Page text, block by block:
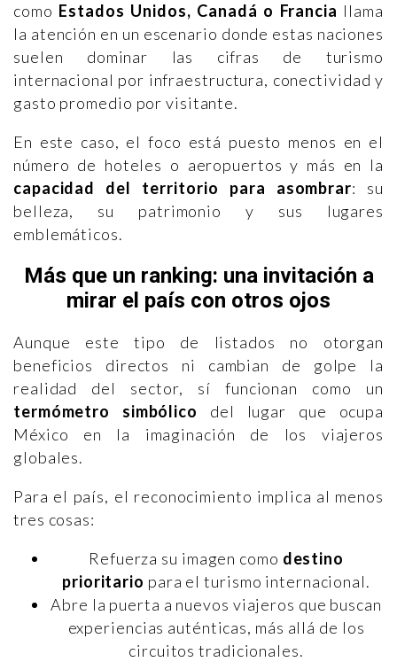
como Estados Unidos, Canadá o Francia llama
la atención en un escenario donde estas naciones
suelen dominar las cifras de turismo
internacional por infraestructura, conectividad y
gasto promedio por visitante.
En este caso, el foco está puesto menos en el
número de hoteles o aeropuertos y más en la
capacidad del territorio para asombrar: su
belleza, su patrimonio y sus lugares
emblemáticos.
Más que un ranking: una invitación a
mirar el país con otros ojos
Aunque este tipo de listados no otorgan
beneficios directos ni cambian de golpe la
realidad del sector, sí funcionan como un
termómetro simbólico del lugar que ocupa
México en la imaginación de los viajeros
globales.
Para el país, el reconocimiento implica al menos
tres cosas:
Refuerza su imagen como destino
prioritario para el turismo internacional.
Abre la puerta a nuevos viajeros que buscan
experiencias auténticas, más allá de los
circuitos tradicionales.